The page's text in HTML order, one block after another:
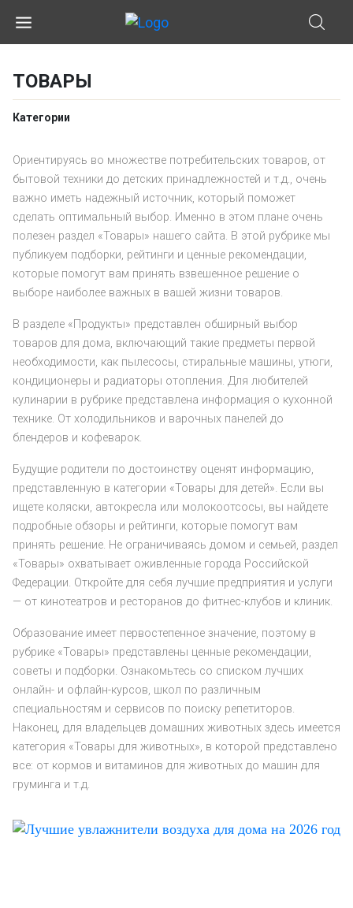
ТОВАРЫ
Категории
Ориентируясь во множестве потребительских товаров, от
бытовой техники до детских принадлежностей и т.д., очень
важно иметь надежный источник, который поможет
сделать оптимальный выбор. Именно в этом плане очень
полезен раздел «Товары» нашего сайта. В этой рубрике мы
публикуем подборки, рейтинги и ценные рекомендации,
которые помогут вам принять взвешенное решение о
выборе наиболее важных в вашей жизни товаров.
В разделе «Продукты» представлен обширный выбор
товаров для дома, включающий такие предметы первой
необходимости, как пылесосы, стиральные машины, утюги,
кондиционеры и радиаторы отопления. Для любителей
кулинарии в рубрике представлена информация о кухонной
технике. От холодильников и варочных панелей до
блендеров и кофеварок.
Будущие родители по достоинству оценят информацию,
представленную в категории «Товары для детей». Если вы
ищете коляски, автокресла или молокоотсосы, вы найдете
подробные обзоры и рейтинги, которые помогут вам
принять решение. Не ограничиваясь домом и семьей, раздел
«Товары» охватывает оживленные города Российской
Федерации. Откройте для себя лучшие предприятия и услуги
— от кинотеатров и ресторанов до фитнес-клубов и клиник.
Образование имеет первостепенное значение, поэтому в
рубрике «Товары» представлены ценные рекомендации,
советы и подборки. Ознакомьтесь со списком лучших
онлайн- и офлайн-курсов, школ по различным
специальностям и сервисов по поиску репетиторов.
Наконец, для владельцев домашних животных здесь имеется
категория «Товары для животных», в которой представлено
все: от кормов и витаминов для животных до машин для
груминга и т.д.